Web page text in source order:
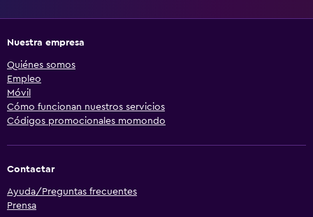
Nuestra empresa
Quiénes somos
Empleo
Móvil
Cómo funcionan nuestros servicios
Códigos promocionales momondo
Contactar
Ayuda/Preguntas frecuentes
Prensa